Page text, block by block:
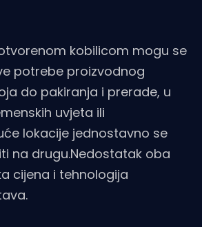
kobilicom mogu se
potrebe proizvodnog
do pakiranja i prerade, u
uvjeta ili
lokacije jednostavno se
na drugu.Nedostatak oba
cijena i tehnologija